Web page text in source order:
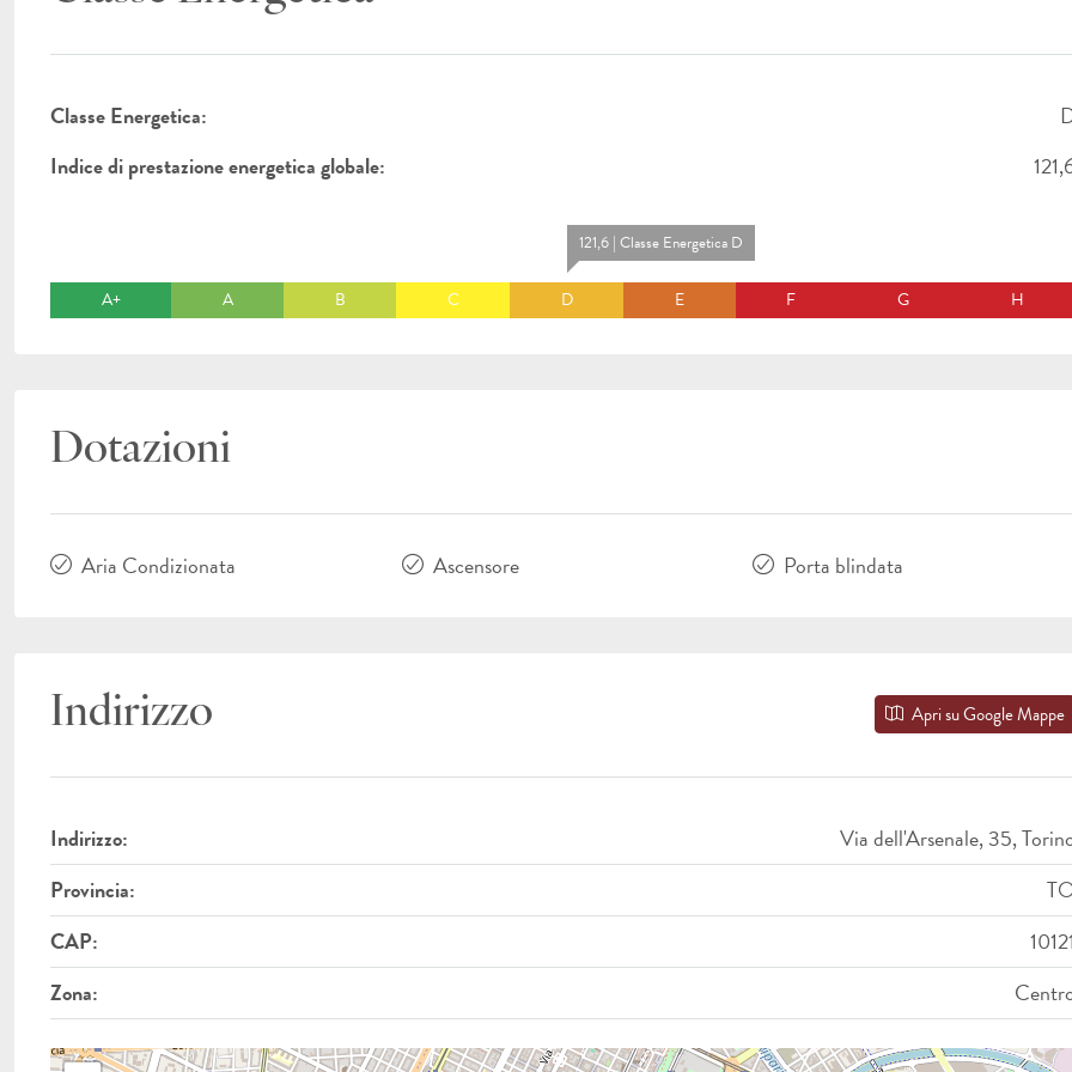
Classe Energetica:
Indice di prestazione energetica globale:
A+ A B C
121,6 | Classe Energetica D
D E F G H
Dotazioni
Aria Condizionata Ascensore Porta blindata
Indirizzo Apri su Google Mappe
Indirizzo:
Via dell'Arsenale, 35,
Provincia:
CAP:
Zona: